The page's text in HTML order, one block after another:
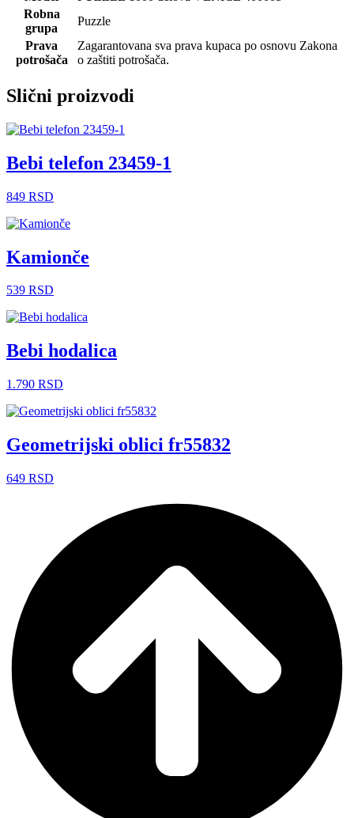
Robna
grupa
Puzzle
Prava
potrošača
Zagarantovana sva prava kupaca po osnovu Zakona
o zaštiti potrošača.
Slični proizvodi
Bebi telefon 23459-1
849 RSD
Kamionče
539 RSD
Bebi hodalica
1.790 RSD
Geometrijski oblici fr55832
649 RSD